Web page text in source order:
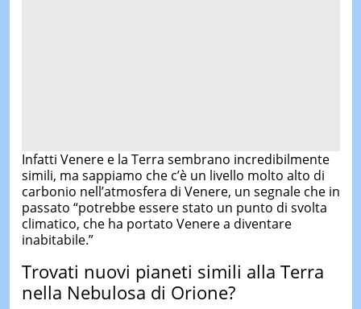
Infatti Venere e la Terra sembrano incredibilmente
simili, ma sappiamo che c’è un livello molto alto di
carbonio nell’atmosfera di Venere, un segnale che in
passato “potrebbe essere stato un punto di svolta
climatico, che ha portato Venere a diventare
inabitabile.”
Trovati nuovi pianeti simili alla Terra
nella Nebulosa di Orione?